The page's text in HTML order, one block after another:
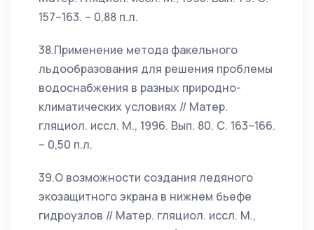
157–163. – 0,88 п.л.
38.Применение метода факельного
льдообразования для решения проблемы
водоснабжения в разных природно-
климатических условиях // Матер.
гляциол. иссл. М., 1996. Вып. 80. С. 163–166.
– 0,50 п.л.
39.О возможности создания ледяного
экозащитного экрана в нижнем бьефе
гидроузлов // Матер. гляциол. иссл. М.,